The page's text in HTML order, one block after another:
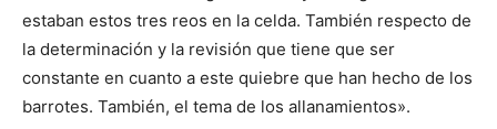
estaban estos tres reos en la celda. También respecto de
la determinación y la revisión que tiene que ser
constante en cuanto a este quiebre que han hecho de los
barrotes. También, el tema de los allanamientos».